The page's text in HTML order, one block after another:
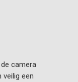
camera
veilig een